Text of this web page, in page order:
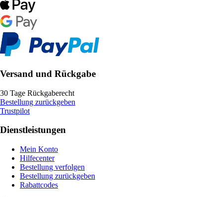
Versand und Rückgabe
30 Tage Rückgaberecht
Bestellung zurückgeben
Trustpilot
Dienstleistungen
Mein Konto
Hilfecenter
Bestellung verfolgen
Bestellung zurückgeben
Rabattcodes